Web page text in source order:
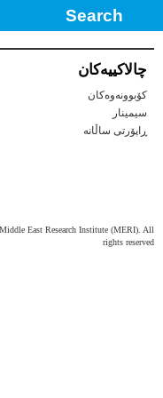
No Comments
چالاكییه‌كان
کۆبوونەوەکان
سیمینار
ڕاپۆرتی ساڵانه
East Research Institute (MERI). All
rights reserved